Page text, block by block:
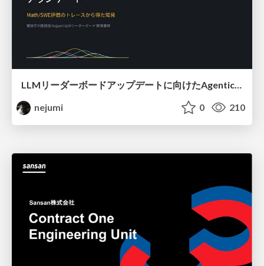
LLMリーダーボードアップデートに向けたAgentic Math_SWEのトレースについて
nejumi
0 210